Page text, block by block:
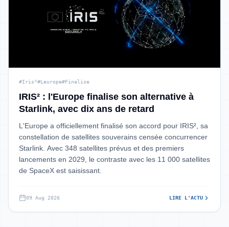
#Iris²#Leurope#Finalise
IRIS² : l'Europe finalise son alternative à
Starlink, avec dix ans de retard
L'Europe a officiellement finalisé son accord pour IRIS², sa
constellation de satellites souverains censée concurrencer
Starlink. Avec 348 satellites prévus et des premiers
lancements en 2029, le contraste avec les 11 000 satellites
de SpaceX est saisissant.
09 Aug 2026 LIRE L'ACTU